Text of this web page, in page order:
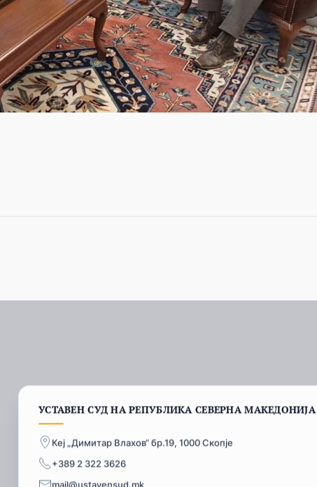
УСТАВЕН СУД НА РЕПУБЛИКА СЕВЕРНА МАКЕДОНИЈА
Кеј „Димитар Влахов“ бр.19, 1000 Скопје
+389 2 322 3626
mail@ustavensud.mk